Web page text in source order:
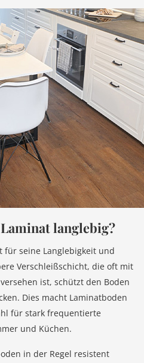
langlebig?
für seine Langlebigkeit und
Verschleißschicht, die oft mit
ist, schützt den Boden
Dies macht Laminatboden
für stark frequentierte
und Küchen.
in der Regel resistent